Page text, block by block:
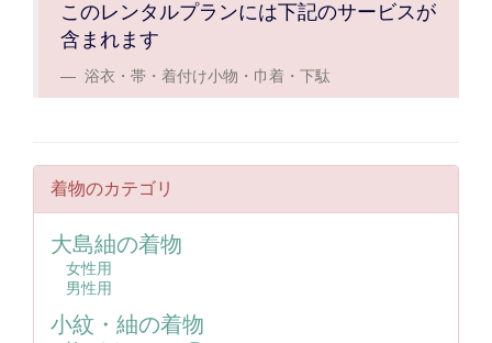
このレンタルプランには下記のサービスが
含まれます
浴衣・帯・着付け小物・巾着・下駄
着物のカテゴリ
大島紬の着物
女性用
男性用
小紋・紬の着物